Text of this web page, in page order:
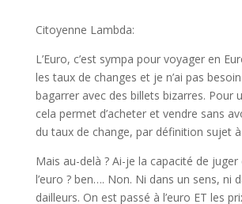
Citoyenne Lambda:
L’Euro, c’est sympa pour voyager en
les taux de changes et je n’ai pas
bagarrer avec des billets bizarres. Pour
cela permet d’acheter et vendre sans
du taux de change, par définition sujet
Mais au-delà ? Ai-je la capacité de juger
l’euro ? ben…. Non. Ni dans un sens, ni
dailleurs. On est passé à l’euro ET les